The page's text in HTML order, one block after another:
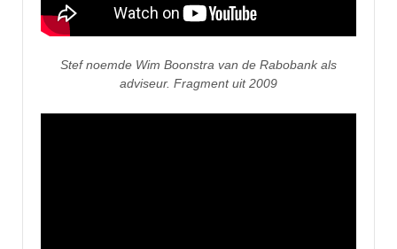
Stef noemde Wim Boonstra van de Rabobank als
adviseur. Fragment uit 2009